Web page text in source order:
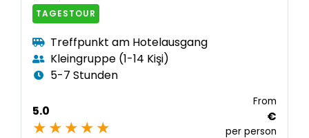
TAGESTOUR
Treffpunkt am Hotelausgang
Kleingruppe (1-14 Kişi)
5-7 Stunden
5.0
From
€
per person